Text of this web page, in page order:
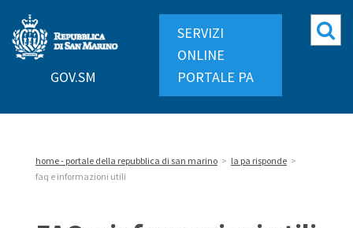
Repubblica
di
GOV.SM
SERVIZI
ONLINE
PORTALE PA
home - portale della repubblica di san marino > la pa risponde >
faq e informazioni utili